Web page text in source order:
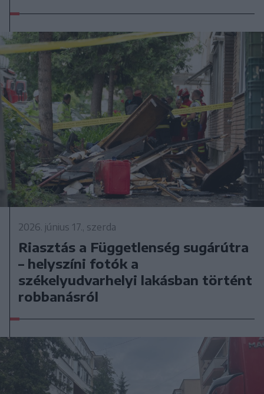
2026. június 17., szerda
Riasztás a Függetlenség sugárútra
– helyszíni fotók a
székelyudvarhelyi lakásban történt
robbanásról